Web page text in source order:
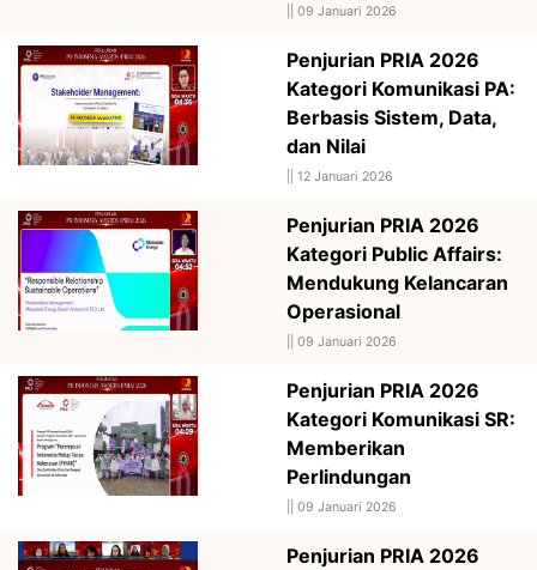
09 Januari 2026
Penjurian PRIA 2026
Kategori Komunikasi PA:
Berbasis Sistem, Data,
dan Nilai
12 Januari 2026
Penjurian PRIA 2026
Kategori Public Affairs:
Mendukung Kelancaran
Operasional
09 Januari 2026
Penjurian PRIA 2026
Kategori Komunikasi SR:
Memberikan
Perlindungan
09 Januari 2026
Penjurian PRIA 2026